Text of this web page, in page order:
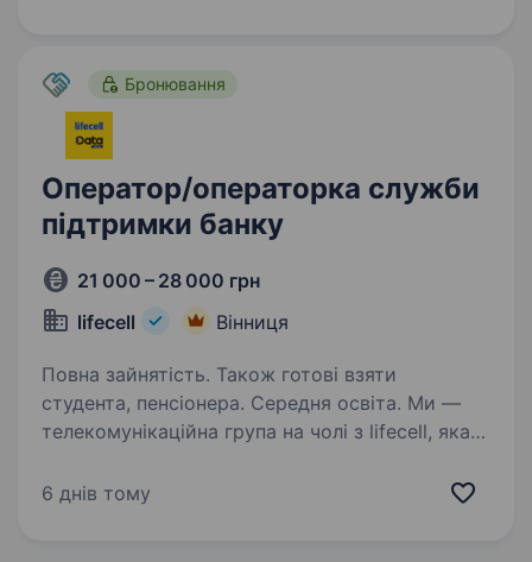
на зв’язку, інвестуючи…
Бронювання
Оператор/операторка служби
підтримки банку
21 000 – 28 000 грн
lifecell
Вінниця
Повна зайнятість. Також готові взяти
студента, пенсіонера. Середня освіта. Ми —
телекомунікаційна група на чолі з lifecell, яка
інтернет, телебачення та цифрові сервіси для
6 днів тому